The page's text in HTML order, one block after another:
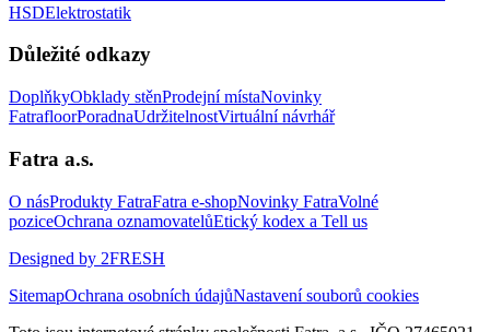
HSDElektrostatik
Důležité odkazy
DoplňkyObklady stěnProdejní místaNovinky
FatrafloorPoradnaUdržitelnostVirtuální návrhář
Fatra a.s.
O násProdukty FatraFatra e-shopNovinky FatraVolné
poziceOchrana oznamovatelůEtický kodex a Tell us
Designed by 2FRESH
SitemapOchrana osobních údajůNastavení souborů cookies